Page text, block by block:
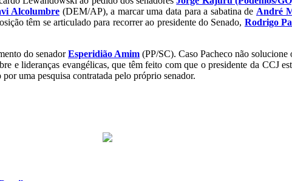
Alcolumbre(DEM/AP), a marcar uma data para a sabatina de André
têm se articulado para recorrer ao presidente do Senado, Rodrigo
do senadorEsperidião Amim (PP/SC). Caso Pacheco não solucione
e lideranças evangélicas, que têm feito com que o presidente da CCJ
uma pesquisa contratada pelo próprio senador.